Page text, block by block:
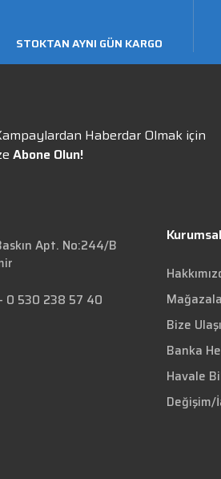
STOKTAN AYNI GÜN KARGO
Haberdar Olmak için
Abone Olun!
Apt. No:244/B
- 0 530 238 57 40
Kurumsal
Bize
Banka
Havale
Değişim/